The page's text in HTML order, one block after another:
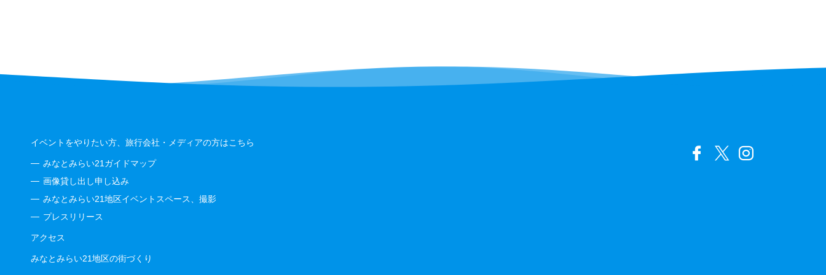
イベントをやりたい方、旅行会社・メディアの方はこちら
みなとみらい21ガイドマップ
画像貸し出し申し込み
みなとみらい21地区イベントスペース、撮影
プレスリリース
アクセス
みなとみらい21地区の街づくり